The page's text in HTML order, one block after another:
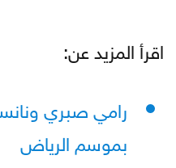
اقرأ المزيد عن:
رامي صبري
بموسم الرياض